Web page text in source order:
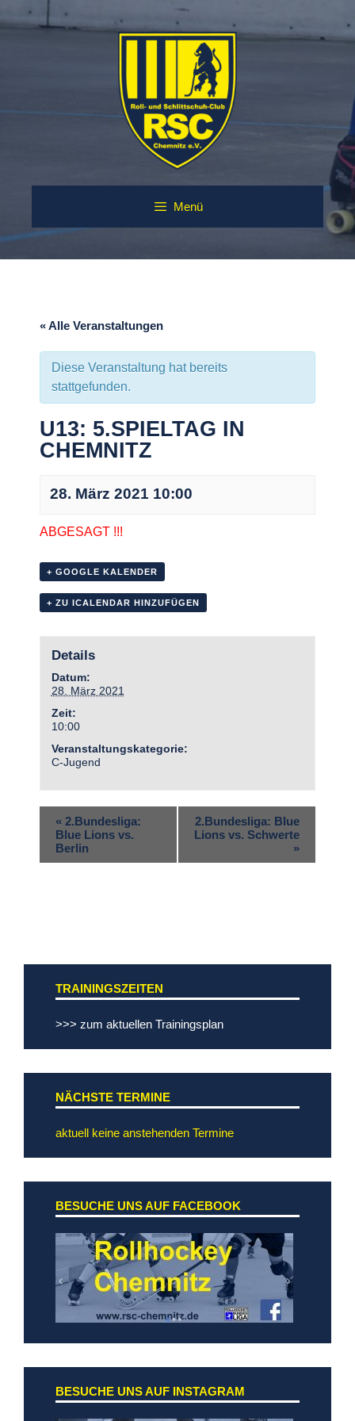
Inhalt
Menü
« Alle Veranstaltungen
Diese Veranstaltung hat bereits
stattgefunden.
U13: 5.SPIELTAG IN
CHEMNITZ
28. März 2021 10:00
ABGESAGT !!!
+ GOOGLE KALENDER
+ ZU ICALENDAR HINZUFÜGEN
Details
Datum:
28. März 2021
Zeit:
10:00
Veranstaltungskategorie:
C-Jugend
« 2.Bundesliga:
Blue Lions vs.
Berlin
2.Bundesliga: Blue
Lions vs. Schwerte
»
TRAININGSZEITEN
>>> zum aktuellen Trainingsplan
NÄCHSTE TERMINE
aktuell keine anstehenden Termine
BESUCHE UNS AUF FACEBOOK
BESUCHE UNS AUF INSTAGRAM